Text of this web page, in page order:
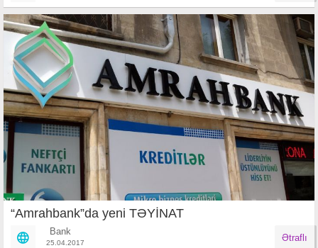
“Amrahbank”da yeni TƏYİNAT
Bank
25.04.2017 Ətraflı